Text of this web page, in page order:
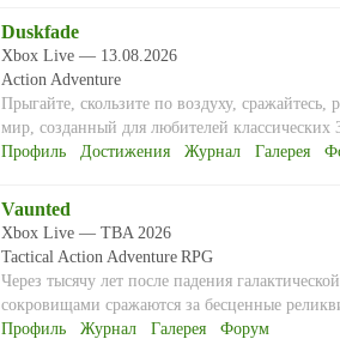
Duskfade
Xbox Live — 13.08.2026
Action Adventure
Прыгайте, скользите по воздуху,
мир, созданный для любителей
Профиль
Достижения Журнал Галерея
Vaunted
Xbox Live — TBA 2026
Tactical Action Adventure RPG
Через тысячу лет после падения
сокровищами сражаются за бесценные
Профиль
Журнал Галерея Форум